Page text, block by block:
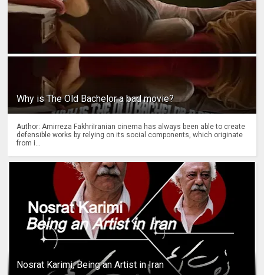
Why is The Old Bachelor a bad movie?
Author: Amirreza FakhriIranian cinema has always been able to create
defensible works by relying on its social components, which originate
from i...
Nosrat Karimi, Being an Artist in Iran